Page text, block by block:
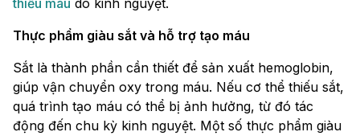
thiếu máu do kinh nguyệt.
Thực phẩm giàu sắt và hỗ trợ tạo máu
Sắt là thành phần cần thiết để sản xuất hemoglobin,
giúp vận chuyển oxy trong máu. Nếu cơ thể thiếu sắt,
quá trình tạo máu có thể bị ảnh hưởng, từ đó tác
động đến chu kỳ kinh nguyệt. Một số thực phẩm giàu